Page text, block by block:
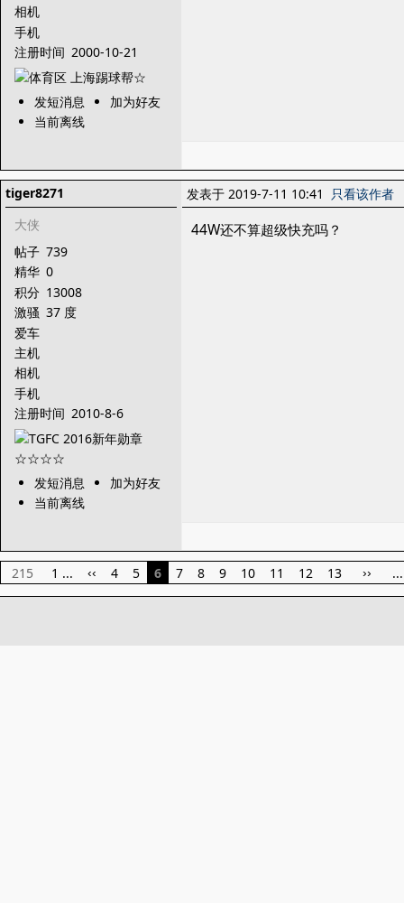
相机
手机
注册时间 2000-10-21
发短消息
加为好友
当前离线
tiger8271
大侠
帖子 739
精华 0
积分 13008
激骚 37 度
爱车
主机
相机
手机
注册时间 2010-8-6
发短消息
加为好友
当前离线
发表于 2019-7-11 10:41 只看该作者
44W还不算超级快充吗？
215 1 ... ‹‹ 4 5 6 7 8 9 10 11 12 13 ››